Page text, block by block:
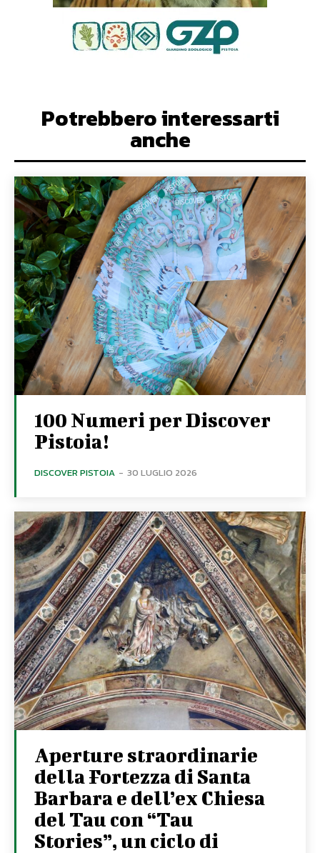
Potrebbero interessarti
anche
100 Numeri per Discover
Pistoia!
DISCOVER PISTOIA - 30 LUGLIO 2026
Aperture straordinarie
della Fortezza di Santa
Barbara e dell’ex Chiesa
del Tau con “Tau
Stories”, un ciclo di